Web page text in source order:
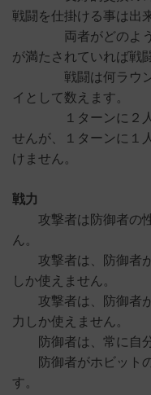
戦闘を仕掛ける事は出
両者がどのような
が満たされていれば戦
戦闘は何ラウンド
イとして数えます。
１ターンに２人の
せんが、１ターンに１
けません。
戦力
攻撃者は防御者の性
ん。
攻撃者は、防御者が
しか使えません。
攻撃者は、防御者が
力しか使えません。
防御者は、常に自分
防御者がホビットの
す。